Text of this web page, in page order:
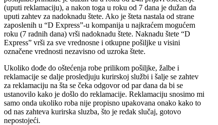
(uputi reklamaciju), a nakon toga u roku od 7 dana je dužan da
uputi zahtev za nadoknadu štete. Ako je šteta nastala od strane
zaposlenih u “D Express”-u kompanija u najkraćem mogućem
roku (7 radnih dana) vrši nadoknadu štete. Naknadu štete “D
Express” vrši za sve vrednosne i otkupne pošiljke u visini
označene vrednosti nezavisno od uzroka štete.
Ukoliko dođe do oštećenja robe prilikom pošiljke, žalbe i
reklamacije se dalje prosledjuju kurirskoj službi i šalje se zahtev
za reklamaciju na šta se čeka odgovor od par dana da bi se
ustanovilo kako je došlo do reklamacije. Reklamaciju snosimo mi
samo onda ukoliko roba nije propisno upakovana onako kako to
od nas zahteva kurirska sluzba, što je redak slučaj, gotovo
nepostojeći.